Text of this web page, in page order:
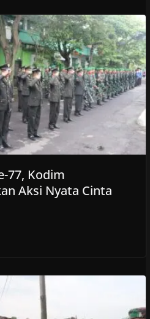
77, Kodim
Aksi Nyata Cinta